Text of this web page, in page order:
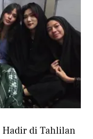
Hadir di Tahlilan